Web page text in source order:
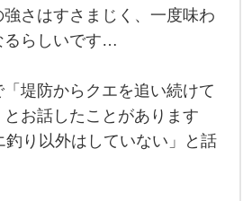
さはすさまじく、一度味わ
るらしいです…
堤防からクエを追い続けて
お話したことがあります
釣り以外はしていない」と話